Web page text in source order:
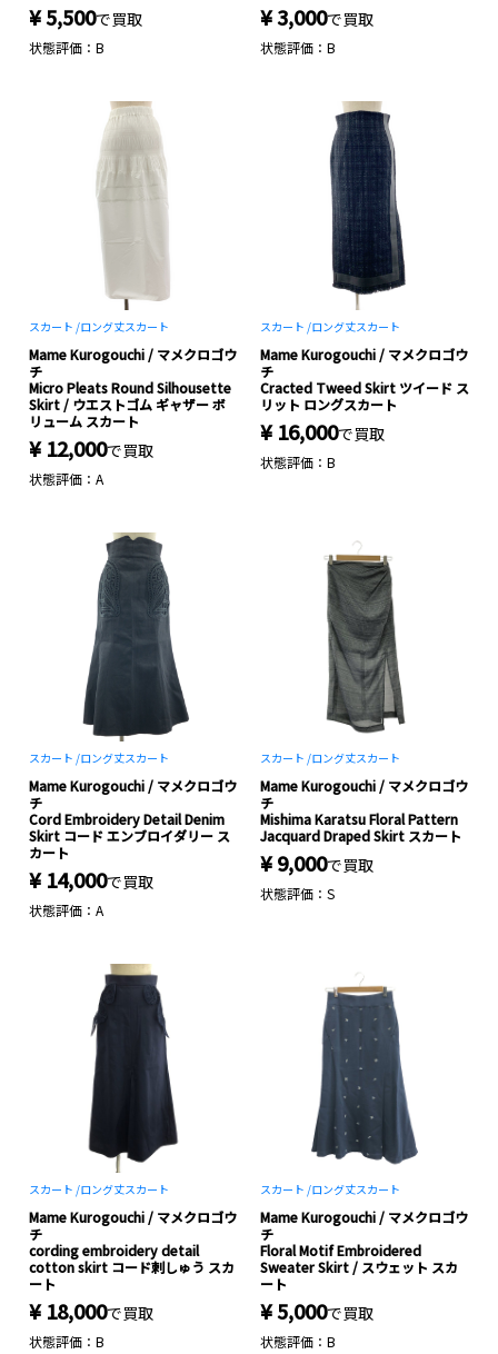
¥ 5,500で買取
状態評価：B
¥ 3,000で買取
状態評価：B
スカート /ロング丈スカート
Mame Kurogouchi / マメクロゴウ
チ
Micro Pleats Round Silhousette
Skirt / ウエストゴム ギャザー ボ
リューム スカート
¥ 12,000で買取
状態評価：A
スカート /ロング丈スカート
Mame Kurogouchi / マメクロゴウ
チ
Cracted Tweed Skirt ツイード ス
リット ロングスカート
¥ 16,000で買取
状態評価：B
スカート /ロング丈スカート
Mame Kurogouchi / マメクロゴウ
チ
Cord Embroidery Detail Denim
Skirt コード エンブロイダリー ス
カート
¥ 14,000で買取
状態評価：A
スカート /ロング丈スカート
Mame Kurogouchi / マメクロゴウ
チ
Mishima Karatsu Floral Pattern
Jacquard Draped Skirt スカート
¥ 9,000で買取
状態評価：S
スカート /ロング丈スカート
Mame Kurogouchi / マメクロゴウ
チ
cording embroidery detail
cotton skirt コード刺しゅう スカ
ート
¥ 18,000で買取
状態評価：B
スカート /ロング丈スカート
Mame Kurogouchi / マメクロゴウ
チ
Floral Motif Embroidered
Sweater Skirt / スウェット スカ
ート
¥ 5,000で買取
状態評価：B